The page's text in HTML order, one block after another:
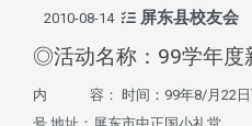
2010-08-14 屏东县校友会
◎活动名称：99学年度
内 容： 时间：99年8/月22日